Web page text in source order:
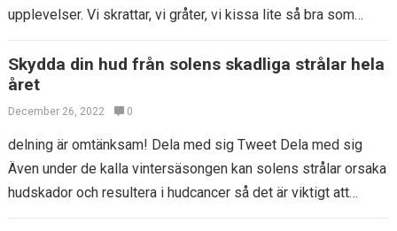
upplevelser. Vi skrattar, vi gråter, vi kissa lite så bra som…
Skydda din hud från solens skadliga strålar hela
året
December 26, 2022 0
delning är omtänksam! Dela med sig Tweet Dela med sig
Även under de kalla vintersäsongen kan solens strålar orsaka
hudskador och resultera i hudcancer så det är viktigt att